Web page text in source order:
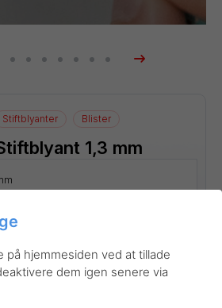
Stiftblyanter Blister
1,3 mm
på hjemmesiden ved at tillade
dem igen senere via